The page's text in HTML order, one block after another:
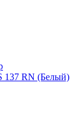
137 RN (Белый)